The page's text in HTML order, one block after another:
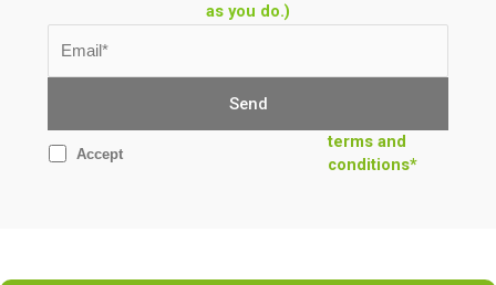
as you do.)
Accept
terms and
conditions*